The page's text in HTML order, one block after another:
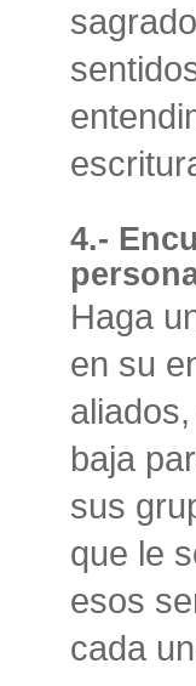
4.-
Haga
en su
baja
sus
que le
esos
cada